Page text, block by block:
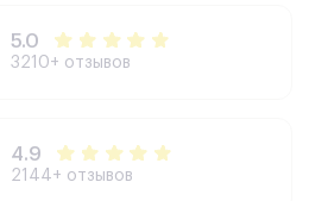
5.0
3210+ отзывов
4.9
2144+ отзывов